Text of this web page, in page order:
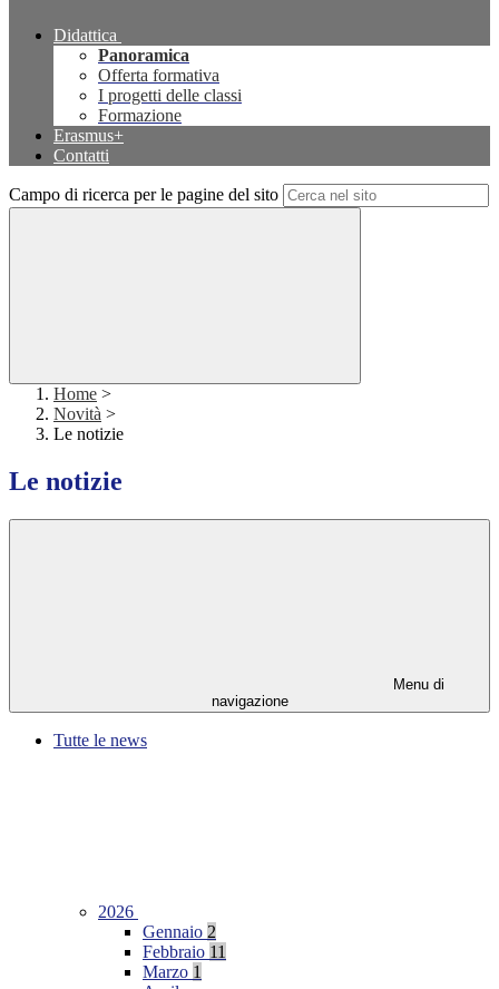
Didattica
Panoramica
Offerta formativa
I progetti delle classi
Formazione
Erasmus+
Contatti
Campo di ricerca per le pagine del sito
Home >
Novità >
Le notizie
Le notizie
Menu di
navigazione
Tutte le news
2026
Gennaio 2
Febbraio 11
Marzo 1